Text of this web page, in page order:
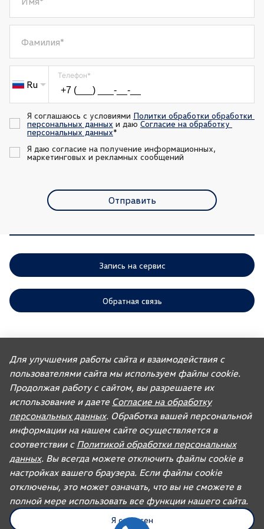
Фамилия*
Ru
Телефон*
Я соглашаюсь с условиями Политки обработки обработки
персональных данных и даю Согласие на обработку
персональных данных*
Я даю согласие на получение информационных,
маркетинговых и рекламных сообщений
Отправить
Запись на сервис
Обратная связь
предусмотренных законодательством РФ, по удовлетворению
требований покупателей автомобилей, ранее изготовленных или
импортированных ООО «ФОЛЬКСВАГЕН Груп Рус». Учитывая это, ООО
«АГР» не несет ответственности за качество автомобилей,
импортированных с других рынков третьими лицами, а также за их
соответствие установленным в Российской Федерации обязательным
требованиям и не обязано по законодательству РФ удовлетворять
требования, связанные с недостатками качества таких автомобилей.
При покупке автомобиля рекомендуем требовать от продавца
документ, в котором должна содержаться информация об импортере
данного автомобиля.
Для автомобилей бренда дилерское предприятие осуществляет
продажу запасных частей и организацию послепродажного
обслуживания.
© 2026, AGR Automotive Group. UDP Auto
Для улучшения работы сайта и взаимодействия с
пользователями сайта мы используем файлы cookie.
Продолжая работу с сайтом, вы разрешаете их
использование и даете Согласие на обработку
персональных данных. Обработка вашей персональной
информации на нашем сайте осуществляется в
соответствии с Политикой обработки персональных
данных. Вы всегда можете отключить файлы cookie в
настройках вашего браузера. Если файлы cookie
отключены, это может означать, что вы не сможете в
полной мере использовать все функции нашего сайта.
Я согласен